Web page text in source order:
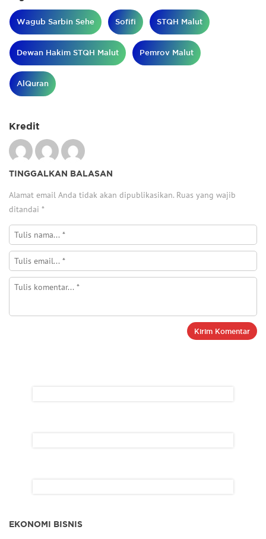
Wagub Sarbin Sehe Sofifi STQH Malut
Dewan Hakim STQH Malut Pemrov Malut
AlQuran
Kredit
TINGGALKAN BALASAN
Alamat email Anda tidak akan dipublikasikan. Ruas yang wajib
ditandai *
EKONOMI BISNIS